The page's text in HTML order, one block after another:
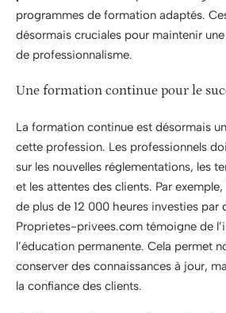
programmes de formation adaptés.
désormais cruciales pour maintenir
de professionnalisme.
Une formation continue pour le
La formation continue est désormais
cette profession. Les professionnels
sur les nouvelles réglementations, les
et les attentes des clients. Par
de plus de 12 000 heures investies par
Proprietes-privees.com témoigne de
l’éducation permanente. Cela permet
conserver des connaissances à jour,
la confiance des clients.